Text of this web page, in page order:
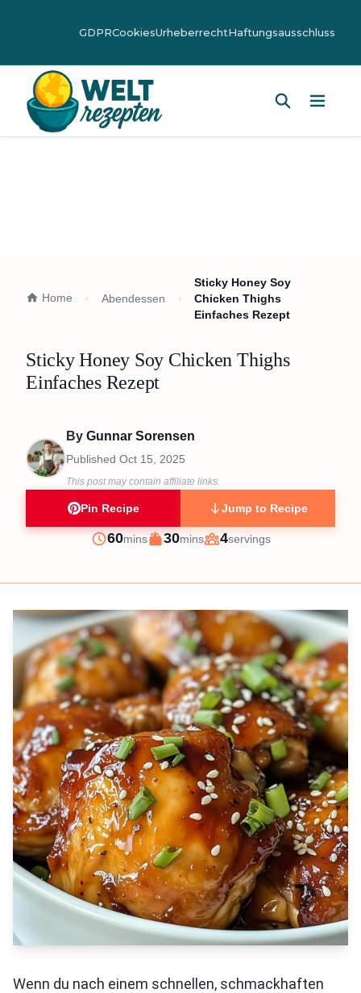
GDPRCookiesUrheberrechtHaftungsausschluss
Home Abendessen
Sticky Honey Soy
Chicken Thighs
Einfaches Rezept
Sticky Honey Soy Chicken Thighs
Einfaches Rezept
By Gunnar Sorensen
Published Oct 15, 2025
This post may contain affiliate links.
Pin Recipe Jump to Recipe
Prep
60minutes
mins
Cook
30minutes
mins
Servings
4servings
Wenn du nach einem schnellen, schmackhaften